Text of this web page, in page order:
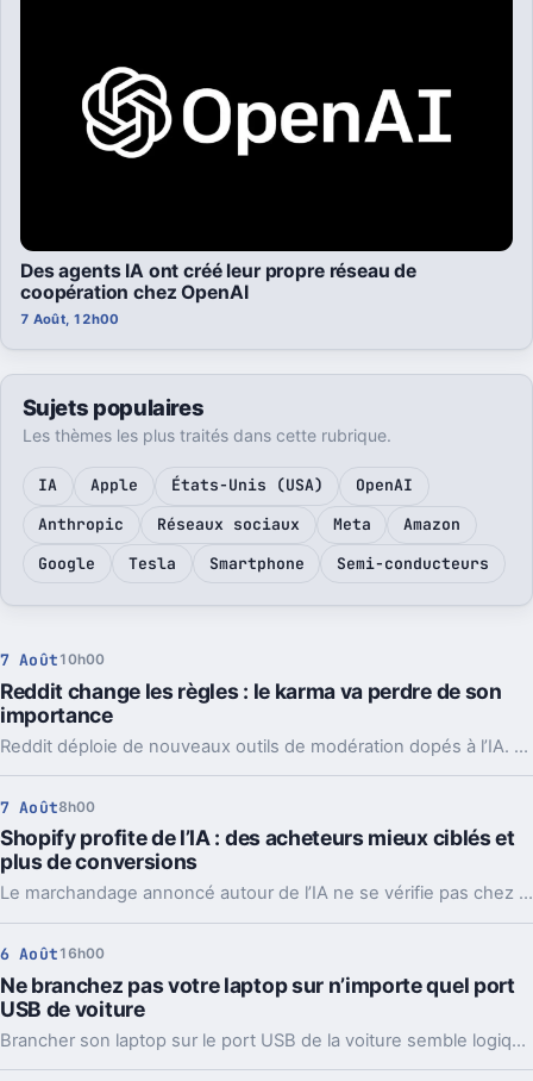
Des agents IA ont créé leur propre réseau de
coopération chez OpenAI
7 Août, 12h00
Sujets populaires
Les thèmes les plus traités dans cette rubrique.
IA Apple États-Unis (USA)
OpenAI
Anthropic
Réseaux sociaux Meta
Amazon
Google
Tesla Smartphone Semi-conducteurs
7 Août 10h00
Reddit change les règles : le karma va perdre de son
importance
Reddit déploie de nouveaux outils de modération dopés à l’IA. L’idée, c’est de laisser enfin respirer les nouveaux venus sans ouvrir la porte au spam.
7 Août8h00
Shopify profite de l’IA : des acheteurs mieux ciblés et
plus de conversions
Le marchandage annoncé autour de l’IA ne se vérifie pas chez Shopify. La plateforme dit voir tripler le trafic et les commandes venus des assistants.
6 Août 16h00
Ne branchez pas votre laptop sur n’importe quel port
USB de voiture
Brancher son laptop sur le port USB de la voiture semble logique. En pratique, la puissance manque souvent, sauf rares exceptions bien identifiées.